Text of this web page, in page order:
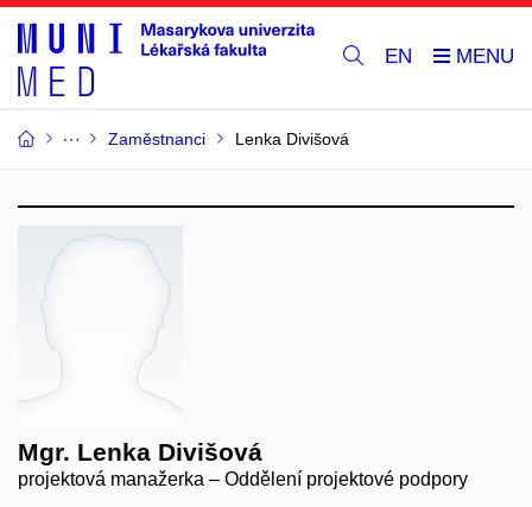
EN
Zaměstnanci Lenka Divišová
Mgr. Lenka Divišová
projektová manažerka – Oddělení projektové podpory